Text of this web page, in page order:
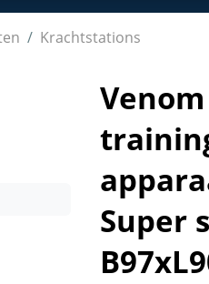
Krachtstations
- Multifunctioneel
Super